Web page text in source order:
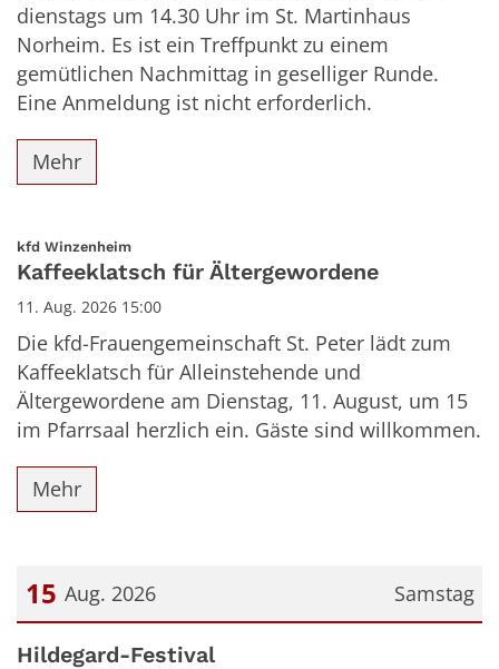
dienstags um 14.30 Uhr im St. Martinhaus
Norheim. Es ist ein Treffpunkt zu einem
gemütlichen Nachmittag in geselliger Runde.
Eine Anmeldung ist nicht erforderlich.
Mehr
kfd Winzenheim:
Kaffeeklatsch für Ältergewordene
11. Aug. 2026 15:00
Die kfd-Frauengemeinschaft St. Peter lädt zum
Kaffeeklatsch für Alleinstehende und
Ältergewordene am Dienstag, 11. August, um 15
im Pfarrsaal herzlich ein. Gäste sind willkommen.
Mehr
Samstag
15 Aug. 2026
Datum: 15. August 2026
Hildegard-Festival